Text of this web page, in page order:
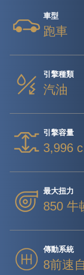
車型
跑車
引擎種類
汽油
引擎容量
3,996
最大扭力
850 牛
傳動系統
8前速